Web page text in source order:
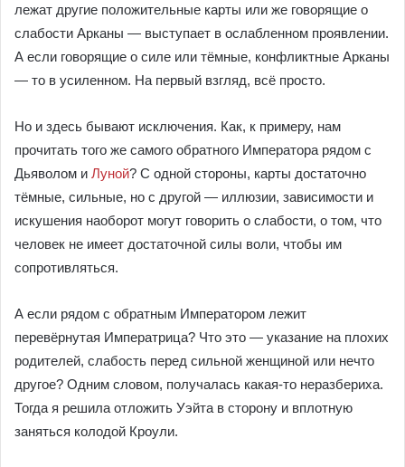
лежат другие положительные карты или же говорящие о
слабости Арканы — выступает в ослабленном проявлении.
А если говорящие о силе или тёмные, конфликтные Арканы
— то в усиленном. На первый взгляд, всё просто.
Но и здесь бывают исключения. Как, к примеру, нам
прочитать того же самого обратного Императора рядом с
Дьяволом и Луной? С одной стороны, карты достаточно
тёмные, сильные, но с другой — иллюзии, зависимости и
искушения наоборот могут говорить о слабости, о том, что
человек не имеет достаточной силы воли, чтобы им
сопротивляться.
А если рядом с обратным Императором лежит
перевёрнутая Императрица? Что это — указание на плохих
родителей, слабость перед сильной женщиной или нечто
другое? Одним словом, получалась какая-то неразбериха.
Тогда я решила отложить Уэйта в сторону и вплотную
заняться колодой Кроули.